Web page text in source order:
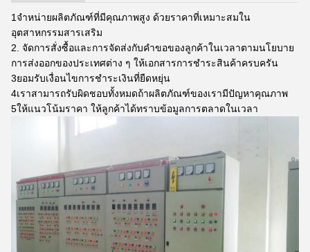
1จําหน่ายผลิตภัณฑ์ที่มีคุณภาพสูง ด้วยราคาที่เหมาะสมใน
อุตสาหกรรมสารเสริม
2. จัดการสั่งซื้อและการจัดส่งกับคําขอของลูกค้าในเวลาตามนโยบาย
การส่งออกของประเทศต่าง ๆ ให้เอกสารการชําระสินค้าครบครัน
3ยอมรับเงื่อนไขการชําระเงินที่ยืดหยุ่น
4เราสามารถรับผิดชอบทั้งหมดถ้าผลิตภัณฑ์ของเรามีปัญหาคุณภาพ
5ให้แนวโน้มราคา ให้ลูกค้าได้ทราบข้อมูลการตลาดในเวลา